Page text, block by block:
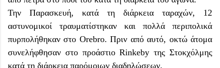
Την Παρασκευή, κατά τη διάρκεια ταραχών, 12
αστυνομικοί τραυματίστηκαν και πολλά περιπολικά
πυρπολήθηκαν στο Orebro. Πριν από αυτό, οκτώ άτομα
συνελήφθησαν στο προάστιο Rinkeby της Στοκχόλμης
κατά τη διάρκεια παρόμοιων διαδηλώσεων.